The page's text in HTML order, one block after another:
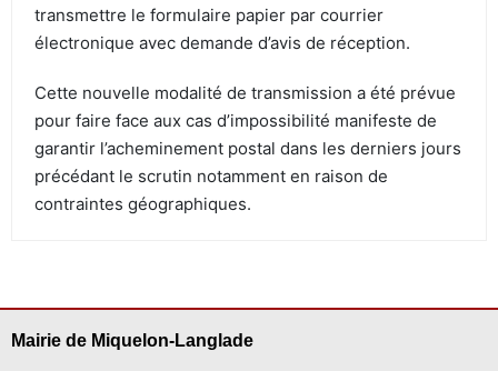
transmettre le formulaire papier par courrier
électronique avec demande d’avis de réception.
Cette nouvelle modalité de transmission a été prévue
pour faire face aux cas d’impossibilité manifeste de
garantir l’acheminement postal dans les derniers jours
précédant le scrutin notamment en raison de
contraintes géographiques.
Mairie de Miquelon-Langlade